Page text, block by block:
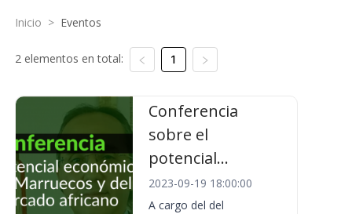
Inicio > Eventos
2 elementos en total: 1
Conferencia
sobre el
potencial...
2023-09-19 18:00:00
A cargo del del